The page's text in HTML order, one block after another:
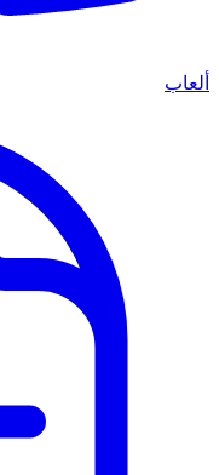
ألعاب